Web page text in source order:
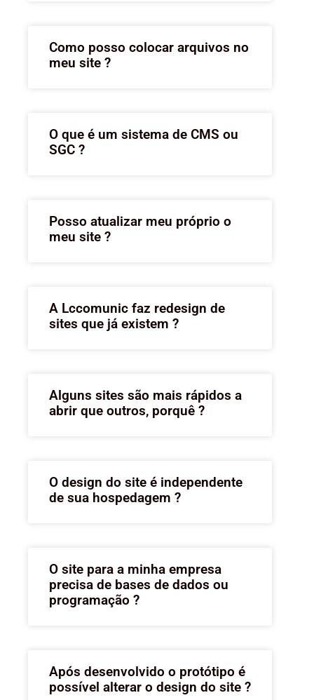
Como posso colocar arquivos no
meu site ?
O que é um sistema de CMS ou
SGC ?
Posso atualizar meu próprio o
meu site ?
A Lccomunic faz redesign de
sites que já existem ?
Alguns sites são mais rápidos a
abrir que outros, porquê ?
O design do site é independente
de sua hospedagem ?
O site para a minha empresa
precisa de bases de dados ou
programação ?
Após desenvolvido o protótipo é
possível alterar o design do site ?